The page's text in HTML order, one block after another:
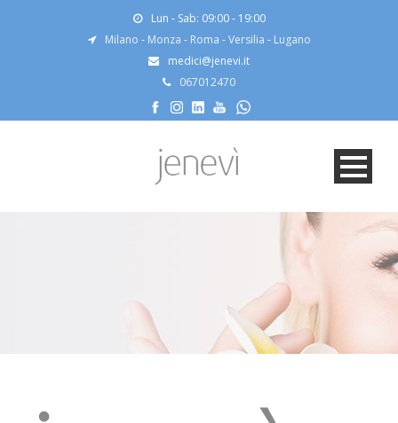
Lun - Sab: 09:00 - 19:00
Milano - Monza - Roma -Versilia - Lugano
medici@jenevi.it
067012470